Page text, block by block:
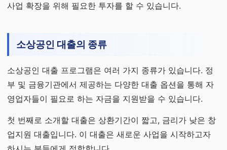
사업 확장을 위해 필요한 투자를 할 수 있습니다.
소상공인 대출의 종류
소상공인 대출 프로그램은 여러 가지 종류가 있습니다. 정
부 및 금융기관에서 제공하는 다양한 대출 옵션을 통해 자
영업자들이 필요로 하는 자금을 지원받을 수 있습니다.
첫 번째로 소개할 대출은 상환기간이 짧고, 금리가 낮은 창
업지원 대출입니다. 이 대출은 새로운 사업을 시작하고자